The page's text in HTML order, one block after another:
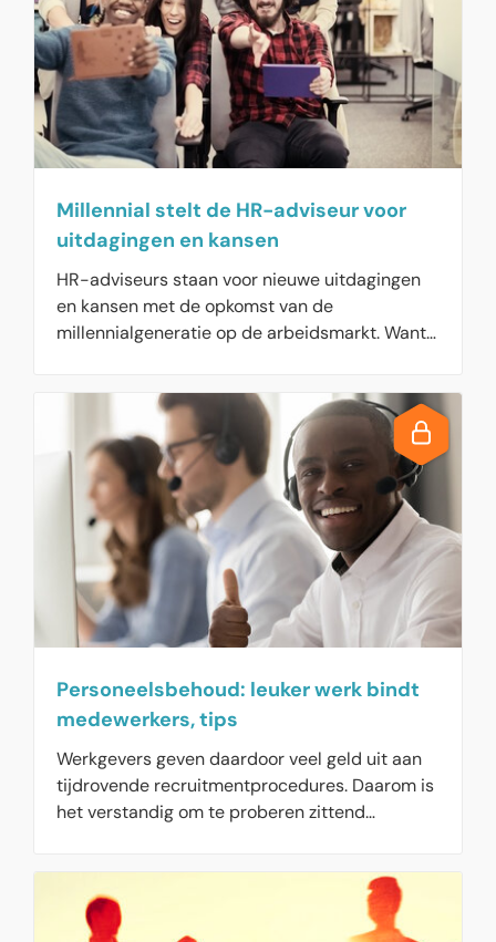
tekort ontstaat aan talenten met een mbo-
diploma. Daardoor nemen voor hen de kansen
op de arbeidsmarkt toe. Maar het verschilt per
beroepsgroep of een baan kansrijk is of niet.
Verheugend is, dat ook het beroep van HR-
adviseur in de lijst met de meest kansrijke
beroepen van 2024 staat.
Millennial stelt de HR-adviseur voor
uitdagingen en kansen
HR-adviseurs staan voor nieuwe uitdagingen
en kansen met de opkomst van de
millennialgeneratie op de arbeidsmarkt. Want
verwachtingen van hun werkomgeving. Ze
zoeken naar betekenis, balans en ontwikkeling
in hun professionele leven. Werkgevers moeten
daarom inspelen op de wensen en behoeften
van deze generatie om hen te kunnen werven
en behouden.
Personeelsbehoud: leuker werk bindt
medewerkers, tips
Werkgevers geven daardoor veel geld uit aan
tijdrovende recruitmentprocedures. Daarom is
het verstandig om te proberen zittend
met deze tips.